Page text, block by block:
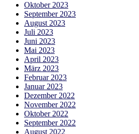
Oktober 2023
September 2023
August 2023
Juli 2023
Juni 2023
Mai 2023
April 2023
März 2023
Februar 2023
Januar 2023
Dezember 2022
November 2022
Oktober 2022
September 2022
August 2022